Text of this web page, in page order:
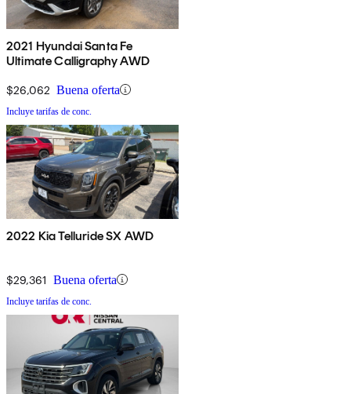
2021 Hyundai Santa Fe
Ultimate Calligraphy AWD
$26,062 Buena oferta
Incluye tarifas de conc.
2022 Kia Telluride SX AWD
$29,361 Buena oferta
Incluye tarifas de conc.